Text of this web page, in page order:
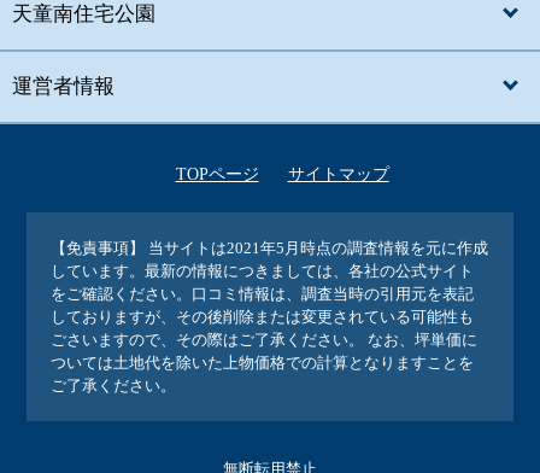
天童南住宅公園
運営者情報
TOPページ サイトマップ
【免責事項】
当サイトは2021年5月時点の調査情報を元に作成
しています。最新の情報につきましては、各社の公式サイト
をご確認ください。口コミ情報は、調査当時の引用元を表記
しておりますが、その後削除または変更されている可能性も
ごさいますので、その際はご了承ください。 なお、坪単価に
ついては土地代を除いた上物価格での計算となりますことを
ご了承ください。
無断転用禁止